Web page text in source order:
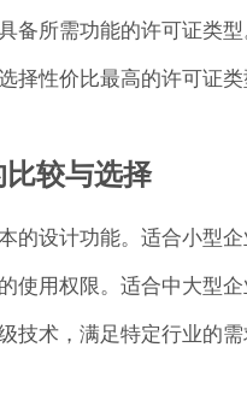
所需功能的许可证类型
性价比最高的许可证类
较与选择
设计功能。适合小型企
用权限。适合中大型企
术，满足特定行业的